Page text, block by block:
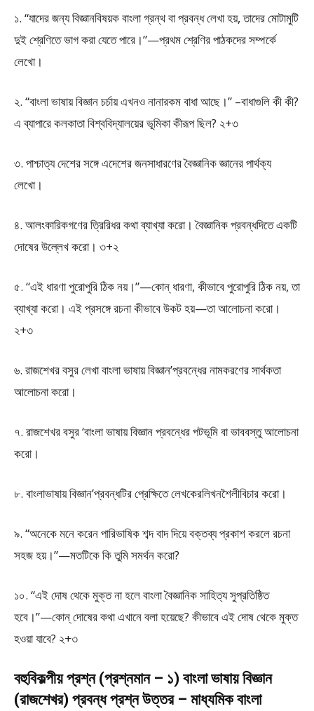
১. “যাদের জন্য বিজ্ঞানবিষয়ক বাংলা গ্রন্থ বা প্রবন্ধ লেখা হয়, তাদের মোটামুটি
দুই শ্রেণিতে ভাগ করা যেতে পারে।”—প্রথম শ্রেণির পাঠকদের সম্পর্কে
লেখো।
২. “বাংলা ভাষায় বিজ্ঞান চর্চায় এখনও নানারকম বাধা আছে।” –বাধাগুলি কী কী?
এ ব্যাপারে কলকাতা বিশ্ববিদ্যালয়ের ভূমিকা কীরূপ ছিল? ২+৩
৩. পাশ্চাত্য দেশের সঙ্গে এদেশের জনসাধারণের বৈজ্ঞানিক জ্ঞানের পার্থক্য
লেখো।
৪. আলংকারিকগণের ত্রিরিধর কথা ব্যাখ্যা করো। বৈজ্ঞানিক প্রবন্ধদিতে একটি
দোষের উল্লেখ করো। ৩+২
৫. “এই ধারণা পুরোপুরি ঠিক নয়।”—কোন্ ধারণা, কীভাবে পুরোপুরি ঠিক নয়, তা
ব্যাখ্যা করো। এই প্রসঙ্গে রচনা কীভাবে উকট হয়—তা আলোচনা করো।
২+৩
৬. রাজশেখর বসুর লেখা বাংলা ভাষায় বিজ্ঞান’প্রবন্ধের নামকরণের সার্থকতা
আলোচনা করো।
৭. রাজশেখর বসুর ‘বাংলা ভাষায় বিজ্ঞান প্রবন্ধের পটভূমি বা ভাববস্তু আলোচনা
করো।
৮. বাংলাভাষায় বিজ্ঞান’প্রবন্ধটির প্রেক্ষিতে লেখকেরলিখনশৈলীবিচার করো।
৯. “অনেকে মনে করেন পারিভাষিক শব্দ বাদ দিয়ে বক্তব্য প্রকাশ করলে রচনা
সহজ হয়।”—মতটিকে কি তুমি সমর্থন করো?
১০. “এই দোষ থেকে মুক্ত না হলে বাংলা বৈজ্ঞানিক সাহিত্য সুপ্রতিষ্ঠিত
হবে।”—কোন্ দোষের কথা এখানে বলা হয়েছে? কীভাবে এই দোষ থেকে মুক্ত
হওয়া যাবে? ২+৩
বহুবিকল্পীয় প্রশ্ন (প্রশ্নমান – ১) বাংলা ভাষায় বিজ্ঞান
(রাজশেখর) প্রবন্ধ প্রশ্ন উত্তর – মাধ্যমিক বাংলা